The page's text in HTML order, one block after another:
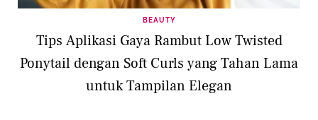
BEAUTY
Tips Aplikasi Gaya Rambut Low Twisted
Ponytail dengan Soft Curls yang Tahan Lama
untuk Tampilan Elegan